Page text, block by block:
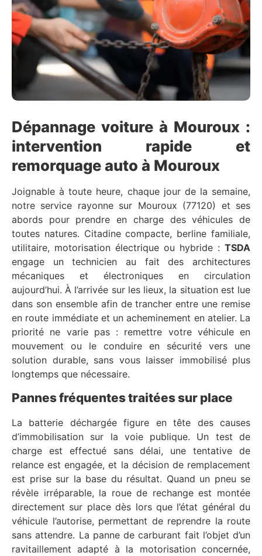
Dépannage voiture à Mouroux :
intervention rapide et
remorquage auto à Mouroux
Joignable à toute heure, chaque jour de la semaine,
notre service rayonne sur Mouroux (77120) et ses
abords pour prendre en charge des véhicules de
toutes natures. Citadine compacte, berline familiale,
utilitaire, motorisation électrique ou hybride : TSDA
engage un technicien au fait des architectures
mécaniques et électroniques en circulation
aujourd’hui. À l’arrivée sur les lieux, la situation est lue
dans son ensemble afin de trancher entre une remise
en route immédiate et un acheminement en atelier. La
priorité ne varie pas : remettre votre véhicule en
mouvement ou le conduire en sécurité vers une
solution durable, sans vous laisser immobilisé plus
longtemps que nécessaire.
Pannes fréquentes traitées sur place
La batterie déchargée figure en tête des causes
d’immobilisation sur la voie publique. Un test de
charge est effectué sans délai, une tentative de
relance est engagée, et la décision de remplacement
est prise sur la base du résultat. Quand un pneu se
révèle irréparable, la roue de rechange est montée
directement sur place dès lors que l’état général du
véhicule l’autorise, permettant de reprendre la route
sans attendre. La panne de carburant fait l’objet d’un
ravitaillement adapté à la motorisation concernée,